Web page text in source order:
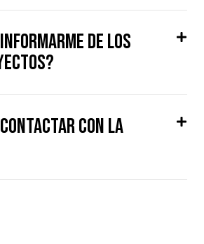
informarme de los
contactar con la